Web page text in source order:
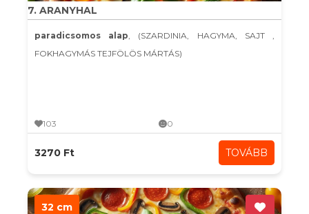
7. ARANYHAL
paradicsomos alap, (SZARDINIA, HAGYMA, SAJT ,
FOKHAGYMÁS TEJFÖLÖS MÁRTÁS)
103 0
3270 Ft TOVÁBB
32 cm